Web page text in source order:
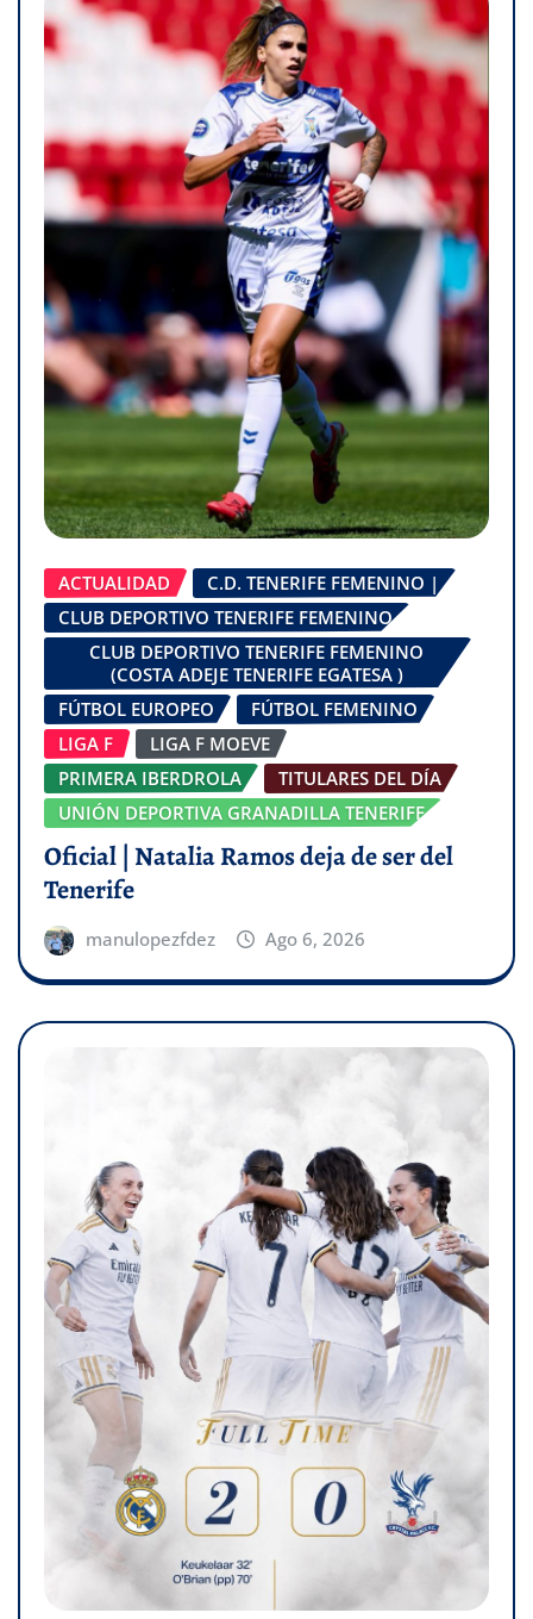
ACTUALIDAD
C.D. TENERIFE FEMENINO |
CLUB DEPORTIVO TENERIFE FEMENINO
CLUB DEPORTIVO TENERIFE FEMENINO
(COSTA ADEJE TENERIFE EGATESA )
FÚTBOL EUROPEO
FÚTBOL FEMENINO
LIGA F
LIGA F MOEVE
PRIMERA IBERDROLA
TITULARES DEL DÍA
UNIÓN DEPORTIVA GRANADILLA TENERIFE
Oficial | Natalia Ramos deja de ser del
Tenerife
manulopezfdez Ago 6, 2026